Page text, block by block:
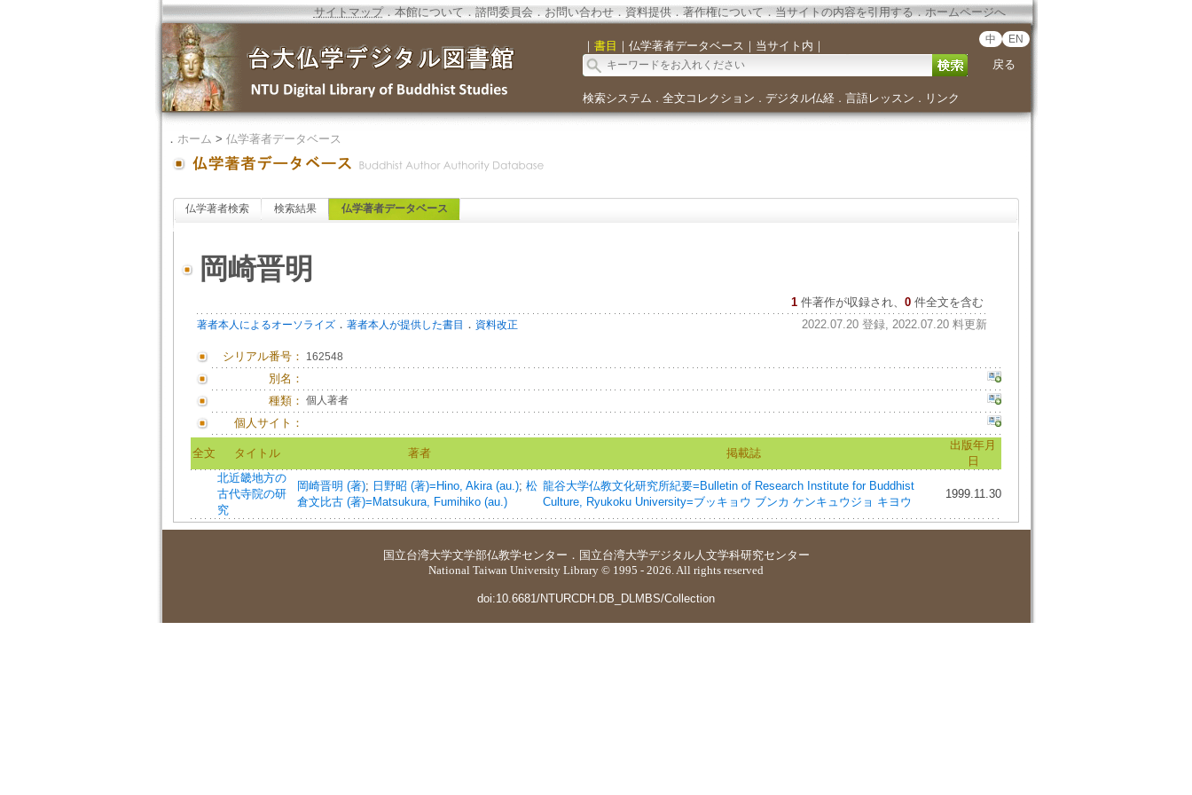
サイトマップ．本館について．諮問委員会． お問い合わせ． 資料提供．著作権について．当サイトの内容を引用する．ホームページへ
｜ 書目 ｜ 仏学著者データベース ｜ 当サイト内 ｜ 中 EN
戻る
検索システム ． 全文コレクション ． デジタル仏経． 言語レッスン ． リンク
． ホーム > 仏学著者データベース
仏学著者検索 検索結果 仏学著者データベース
岡崎晋明
1 件著作が収録され、 0件全文を含む
著者本人によるオーソライズ． 著者本人が提供した書目 ． 資料改正 2022.07.20 登録, 2022.07.20 料更新
シリアル番号： 162548
別名：
種類： 個人著者
個人サイト：
全文 タイトル 著者 掲載誌
出版年月
日
北近畿地方の
古代寺院の研
究
岡崎晋明 (著); 日野昭 (著)=Hino, Akira (au.); 松
倉文比古 (著)=Matsukura, Fumihiko (au.)
龍谷大学仏教文化研究所紀要=Bulletin of Research Institute for Buddhist
Culture, Ryukoku University=ブッキョウ ブンカ ケンキュウジョ キヨウ
1999.11.30
国立台湾大学文学部仏教学センター ． 国立台湾大学デジタル人文学科研究センター
National Taiwan University Library © 1995 - 2026. All rights reserved
doi:10.6681/NTURCDH.DB_DLMBS/Collection